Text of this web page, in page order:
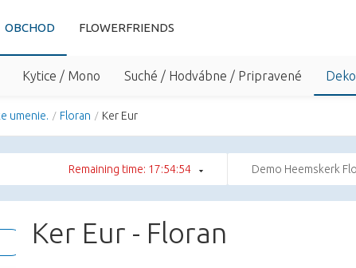
OBCHOD FLOWERFRIENDS
Kytice / Mono Suché / Hodvábne / Pripravené
umenie. Floran Ker Eur
Remaining time: 17:54:53 Demo Heemskerk
Ker Eur - Floran